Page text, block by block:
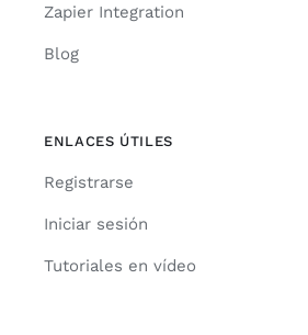
Zapier Integration
Blog
ENLACES ÚTILES
Registrarse
Iniciar sesión
Tutoriales en vídeo